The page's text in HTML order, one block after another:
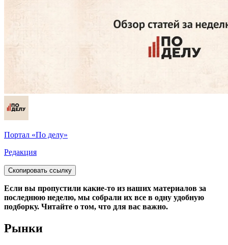
Портал «По делу»
Редакция
Скопировать ссылку
Если вы пропустили какие-то из наших материалов за
последнюю неделю, мы собрали их все в одну удобную
подборку. Читайте о том, что для вас важно.
Рынки